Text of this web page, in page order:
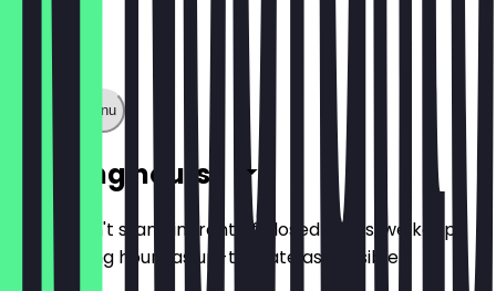
Show full menu
Opening hours
So you don't stand in front of closed doors, we keep
the opening hours as up-to-date as possible.